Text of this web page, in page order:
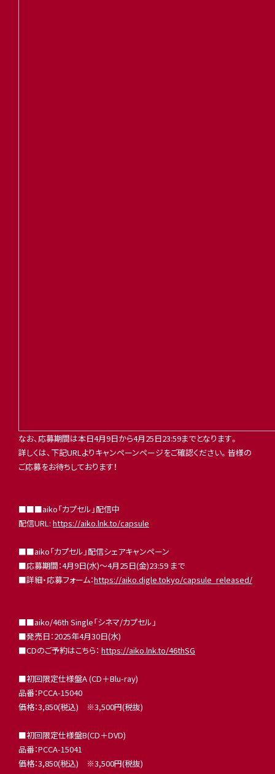
なお、応募期間は本日4月9日から4月25日23:59までとなります。
詳しくは、下記URLよりキャンペーンページをご確認ください。皆様の
ご応募をお待ちしております！
■■■aiko「カプセル」配信中
配信URL: https://aiko.lnk.to/capsule
■■aiko「カプセル」配信シェアキャンペーン
■応募期間：4月9日(水)〜4月25日(金)23:59 まで
■詳細・応募フォーム：https://aiko.digle.tokyo/capsule_released/
■■aiko/46th Single「シネマ/カプセル」
■発売日：2025年4月30日(水)
■CDのご予約はこちら： https://aiko.lnk.to/46thSG
■初回限定仕様盤A (CD＋Blu-ray)
品番：PCCA-15040
価格：3,850(税込) ※3,500円(税抜)
■初回限定仕様盤B(CD＋DVD)
品番：PCCA-15041
価格：3,850(税込) ※3,500円(税抜)